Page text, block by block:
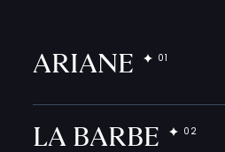
ARIANE
LA BARBE